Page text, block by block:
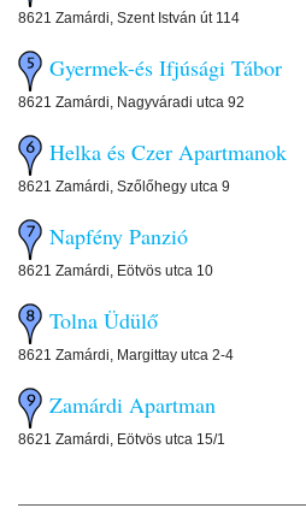
8621 Zamárdi, Szent István út 114
Gyermek-és Ifjúsági Tábor
8621 Zamárdi, Nagyváradi utca 92
Helka és Czer Apartmanok
8621 Zamárdi, Szőlőhegy utca 9
Napfény Panzió
8621 Zamárdi, Eötvös utca 10
Tolna Üdülő
8621 Zamárdi, Margittay utca 2-4
Zamárdi Apartman
8621 Zamárdi, Eötvös utca 15/1